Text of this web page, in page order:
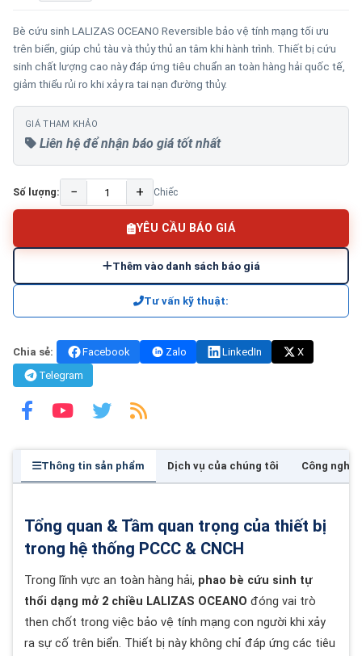
Bè cứu sinh LALIZAS OCEANO Reversible bảo vệ tính mạng tối ưu
trên biển, giúp chủ tàu và thủy thủ an tâm khi hành trình. Thiết bị cứu
sinh chất lượng cao này đáp ứng tiêu chuẩn an toàn hàng hải quốc tế,
giảm thiểu rủi ro khi xảy ra tai nạn đường thủy.
GIÁ THAM KHẢO
Liên hệ để nhận báo giá tốt nhất
Số lượng: − + Chiếc
YÊU CẦU BÁO GIÁ
Thêm vào danh sách báo giá
Tư vấn kỹ thuật:
Chia sẻ: Facebook Zalo LinkedIn
X
Telegram
Thông tin sản phẩm Dịch vụ của chúng tôi Công nghệ
Tổng quan & Tầm quan trọng của thiết bị
trong hệ thống PCCC & CNCH
Trong lĩnh vực an toàn hàng hải, phao bè cứu sinh tự
thổi dạng mở 2 chiều LALIZAS OCEANO đóng vai trò
then chốt trong việc bảo vệ tính mạng con người khi xảy
ra sự cố trên biển. Thiết bị này không chỉ đáp ứng các tiêu